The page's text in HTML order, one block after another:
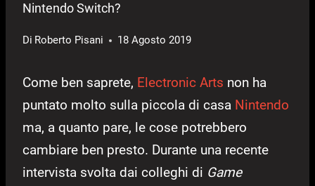
Nintendo Switch?
Di Roberto Pisani 18 Agosto 2019
Come ben saprete, Electronic Arts non ha
puntato molto sulla piccola di casa Nintendo
ma, a quanto pare, le cose potrebbero
cambiare ben presto. Durante una recente
intervista svolta dai colleghi di Game